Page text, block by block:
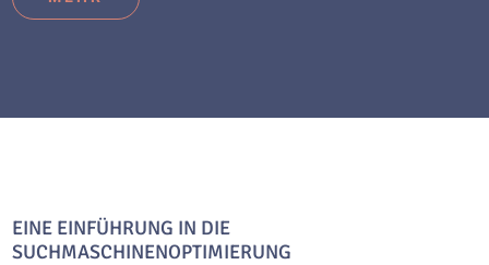
EINE EINFÜHRUNG IN DIE
SUCHMASCHINENOPTIMIERUNG